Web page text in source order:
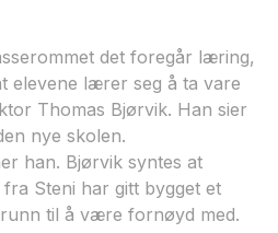
det foregår læring,
elevene lærer seg å ta vare
Thomas Bjørvik. Han sier
nye skolen.
han. Bjørvik syntes at
Steni har gitt bygget et
til å være fornøyd med.